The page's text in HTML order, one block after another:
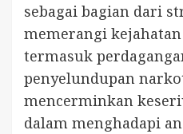
sebagai bagian dari
memerangi
termasuk
penyelundupan
mencerminkan
dalam menghadapi